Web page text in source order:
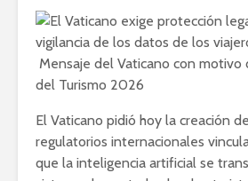
Mensaje del Vaticano con motivo
del Turismo 2026
El Vaticano pidió hoy la creación
regulatorios internacionales
que la inteligencia artificial se